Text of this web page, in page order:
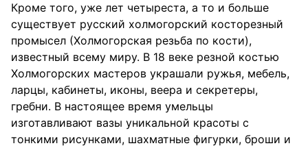
Кроме того, уже лет четыреста, а то и больше
существует русский холмогорский косторезный
промысел (Холмогорская резьба по кости),
известный всему миру. В 18 веке резной костью
Холмогорских мастеров украшали ружья, мебель,
ларцы, кабинеты, иконы, веера и секретеры,
гребни. В настоящее время умельцы
изготавливают вазы уникальной красоты с
тонкими рисунками, шахматные фигурки, броши и